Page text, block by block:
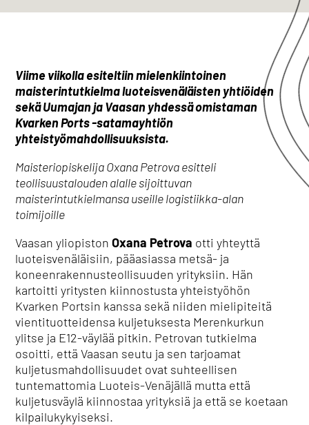
Viime viikolla esiteltiin mielenkiintoinen
maisterintutkielma luoteisvenäläisten yhtiöiden
sekä Uumajan ja Vaasan yhdessä omistaman
Kvarken Ports -satamayhtiön
yhteistyömahdollisuuksista.
Maisteriopiskelija Oxana Petrova esitteli
teollisuustalouden alalle sijoittuvan
maisterintutkielmansa useille logistiikka-alan
toimijoille
Vaasan yliopistonOxana Petrova otti yhteyttä
luoteisvenäläisiin, pääasiassa metsä- ja
koneenrakennusteollisuuden yrityksiin. Hän
kartoitti yritysten kiinnostusta yhteistyöhön
Kvarken Portsin kanssa sekä niiden mielipiteitä
vientituotteidensa kuljetuksesta Merenkurkun
ylitse ja E12-väylää pitkin. Petrovan tutkielma
osoitti, että Vaasan seutu ja sen tarjoamat
kuljetusmahdollisuudet ovat suhteellisen
tuntemattomia Luoteis-Venäjällä mutta että
kuljetusväylä kiinnostaa yrityksiä ja että se koetaan
kilpailukykyiseksi.